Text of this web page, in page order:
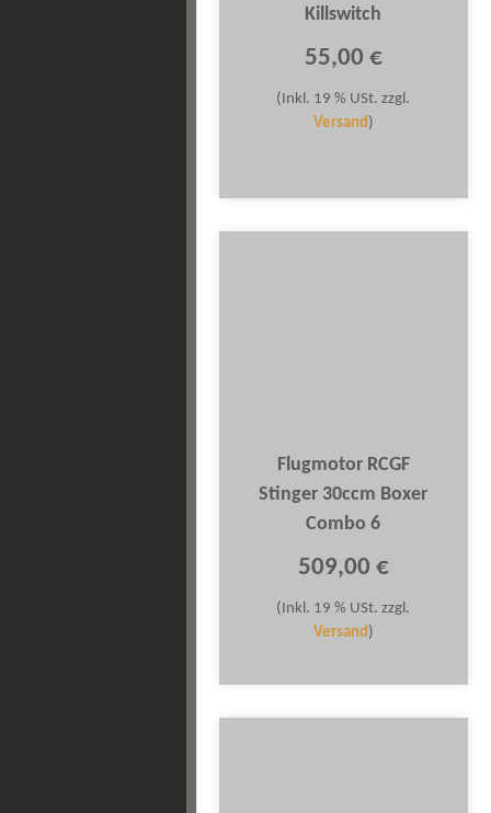
Killswitch
55,00 €
(Inkl. 19 % USt. zzgl.
Versand )
Flugmotor RCGF
Stinger 30ccm Boxer
Combo 6
509,00 €
(Inkl. 19 % USt. zzgl.
Versand )